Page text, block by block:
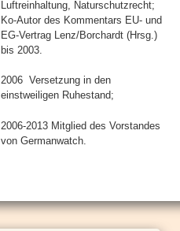
Luftreinhaltung, Naturschutzrecht;
Ko-Autor des Kommentars EU- und
EG-Vertrag Lenz/Borchardt (Hrsg.)
bis 2003.
2006 Versetzung in den
einstweiligen Ruhestand;
2006-2013 Mitglied des Vorstandes
von Germanwatch.